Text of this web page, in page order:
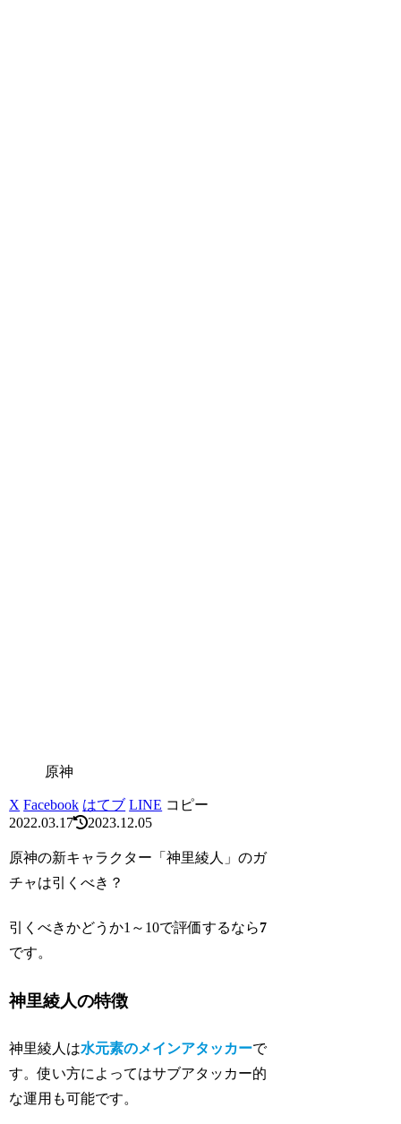
原神
X Facebook はてブ LINE コピー
2022.03.17
2023.12.05
原神の新キャラクター「神里綾人」のガ
チャは引くべき？
引くべきかどうか1～10で評価するなら7
です。
神里綾人の特徴
神里綾人は水元素のメインアタッカーで
す。使い方によってはサブアタッカー的
な運用も可能です。